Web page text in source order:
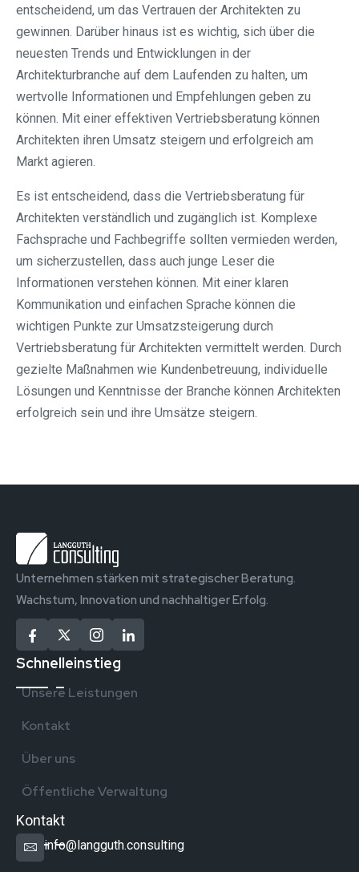
entscheidend, um das Vertrauen der Architekten zu
gewinnen. Darüber hinaus ist es wichtig, sich über die
neuesten Trends und Entwicklungen in der
Architekturbranche auf dem Laufenden zu halten, um
wertvolle Informationen und Empfehlungen geben zu
können. Mit einer effektiven Vertriebsberatung können
Architekten ihren Umsatz steigern und erfolgreich am
Markt agieren.
Es ist entscheidend, dass die Vertriebsberatung für
Architekten verständlich und zugänglich ist. Komplexe
Fachsprache und Fachbegriffe sollten vermieden werden,
um sicherzustellen, dass auch junge Leser die
Informationen verstehen können. Mit einer klaren
Kommunikation und einfachen Sprache können die
wichtigen Punkte zur Umsatzsteigerung durch
Vertriebsberatung für Architekten vermittelt werden. Durch
gezielte Maßnahmen wie Kundenbetreuung, individuelle
Lösungen und Kenntnisse der Branche können Architekten
erfolgreich sein und ihre Umsätze steigern.
Unternehmen stärken mit strategischer Beratung.
Wachstum, Innovation und nachhaltiger Erfolg.
Schnelleinstieg
Unsere Leistungen
Kontakt
Über uns
Öffentliche Verwaltung
Kontakt
info@langguth.consulting